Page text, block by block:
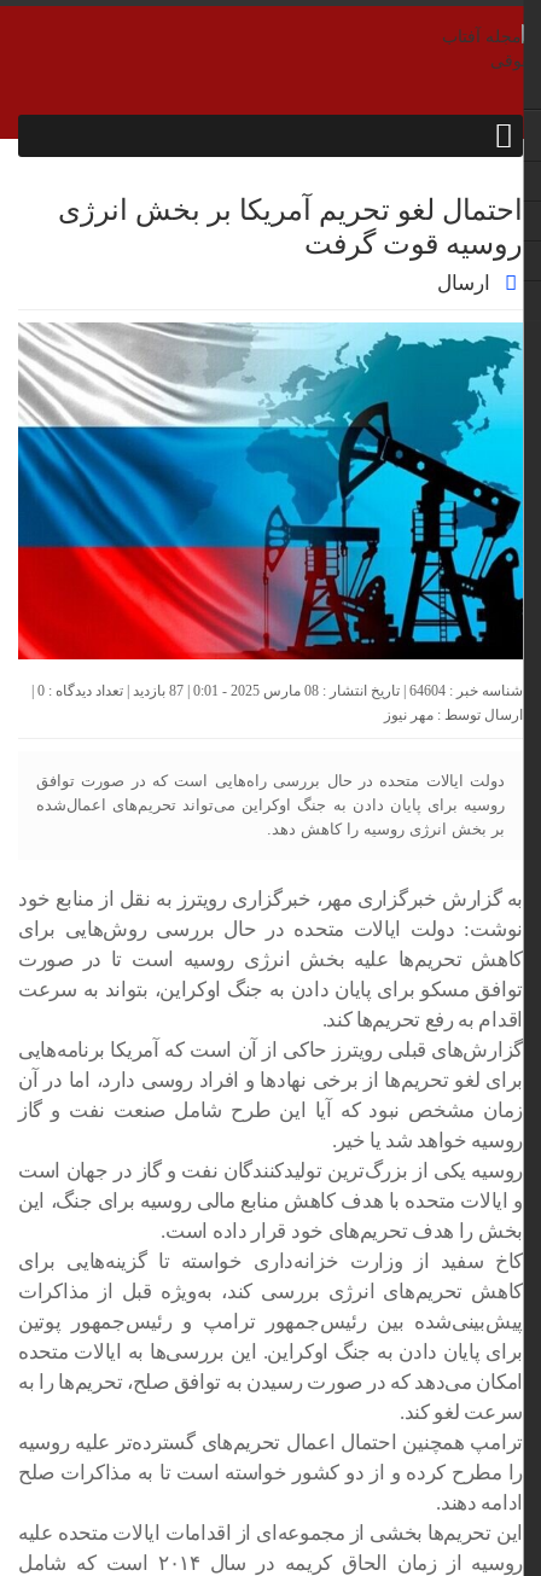
احتمال لغو تحریم آمریکا بر بخش انرژی
روسیه قوت گرفت
ارسال
شناسه خبر : 64604 | تاریخ انتشار : 08 مارس 2025 - 0:01 | 87 بازدید | تعداد دیدگاه : 0
|
ارسال توسط :مهر نیوز
دولت ایالات متحده در حال بررسی راه‌هایی است که در صورت توافق
روسیه برای پایان دادن به جنگ اوکراین می‌تواند تحریم‌های اعمال‌شده
بر بخش انرژی روسیه را کاهش دهد.
به گزارش خبرگزاری مهر، خبرگزاری رویترز به نقل از منابع خود
نوشت: دولت ایالات متحده در حال بررسی روش‌هایی برای
کاهش تحریم‌ها علیه بخش انرژی روسیه است تا در صورت
توافق مسکو برای پایان دادن به جنگ اوکراین، بتواند به سرعت
اقدام به رفع تحریم‌ها کند.
گزارش‌های قبلی رویترز حاکی از آن است که آمریکا برنامه‌هایی
برای لغو تحریم‌ها از برخی نهادها و افراد روسی دارد، اما در آن
زمان مشخص نبود که آیا این طرح شامل صنعت نفت و گاز
روسیه خواهد شد یا خیر.
روسیه یکی از بزرگ‌ترین تولیدکنندگان نفت و گاز در جهان است
و ایالات متحده با هدف کاهش منابع مالی روسیه برای جنگ، این
بخش را هدف تحریم‌های خود قرار داده است.
کاخ سفید از وزارت خزانه‌داری خواسته تا گزینه‌هایی برای
کاهش تحریم‌های انرژی بررسی کند، به‌ویژه قبل از مذاکرات
پیش‌بینی‌شده بین رئیس‌جمهور ترامپ و رئیس‌جمهور پوتین
برای پایان دادن به جنگ اوکراین. این بررسی‌ها به ایالات متحده
امکان می‌دهد که در صورت رسیدن به توافق صلح، تحریم‌ها را به
سرعت لغو کند.
ترامپ همچنین احتمال اعمال تحریم‌های گسترده‌تر علیه روسیه
را مطرح کرده و از دو کشور خواسته است تا به مذاکرات صلح
ادامه دهند.
این تحریم‌ها بخشی از مجموعه‌ای از اقدامات ایالات متحده علیه
روسیه از زمان الحاق کریمه در سال ۲۰۱۴ است که شامل